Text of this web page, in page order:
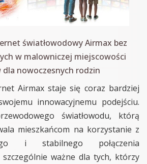
światłowodowy Airmax bez
w malowniczej miejscowości
dla nowoczesnych rodzin
Airmax staje się coraz bardziej
innowacyjnemu podejściu.
światłowodu, którą
mieszkańcom na korzystanie z
i stabilnego połączenia
ważne dla tych, którzy